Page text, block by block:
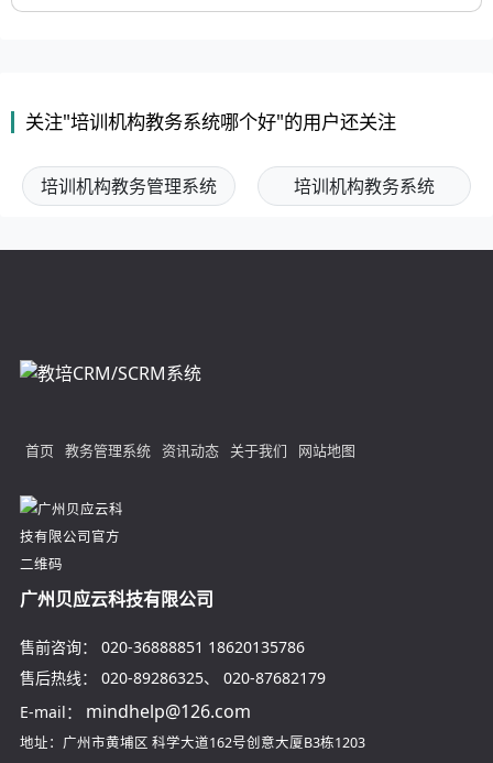
关注"培训机构教务系统哪个好"的用户还关注
培训机构教务管理系统 培训机构教务系统
首页 教务管理系统 资讯动态 关于我们 网站地图
广州贝应云科技有限公司
售前咨询： 020-36888851 18620135786
售后热线：
020-89286325、 020-87682179
E-mail：
mindhelp@126.com
地址：广州市黄埔区 科学大道162号创意大厦B3栋1203